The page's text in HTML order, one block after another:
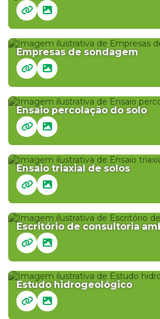
Empresas de sondagem
Ensaio percolação do solo
Ensaio triaxial de solos
Escritório de consultoria
Estudo hidrogeológico